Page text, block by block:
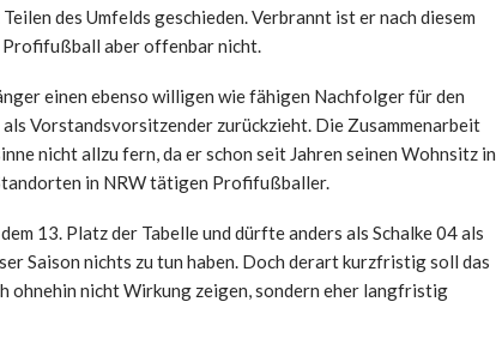
des Umfelds geschieden. Verbrannt ist er nach diesem
Profifußball aber offenbar nicht.
einen ebenso willigen wie fähigen Nachfolger für den
Vorstandsvorsitzender zurückzieht. Die Zusammenarbeit
nicht allzu fern, da er schon seit Jahren seinen Wohnsitz in
in NRW tätigen Profifußballer.
13. Platz der Tabelle und dürfte anders als Schalke 04 als
Saison nichts zu tun haben. Doch derart kurzfristig soll das
ohnehin nicht Wirkung zeigen, sondern eher langfristig